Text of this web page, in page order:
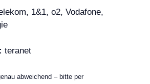
1&1, o2, Vodafone,
teranet
abweichend – bitte per